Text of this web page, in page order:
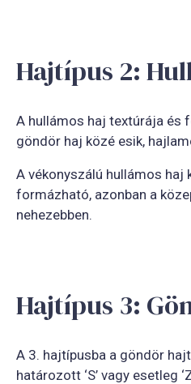
Hajtípus 2:
A hullámos haj textúrája és
göndör haj közé esik,
A vékonyszálú hullámos haj
formázható, azonban a
nehezebben.
Hajtípus 3:
A 3. hajtípusba a göndör
határozott ‘S’ vagy esetleg